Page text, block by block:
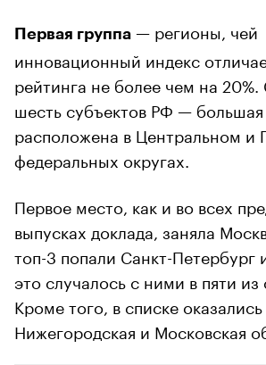
Первая группа — регионы, чей
инновационный индекс
рейтинга не более чем на
шесть субъектов РФ — большая
расположена в Центральном и
федеральных округах.
Первое место, как и во всех
выпусках доклада, заняла
топ-3 попали Санкт-Петербург
это случалось с ними в пяти из
Кроме того, в списке оказались
Нижегородская и Московская